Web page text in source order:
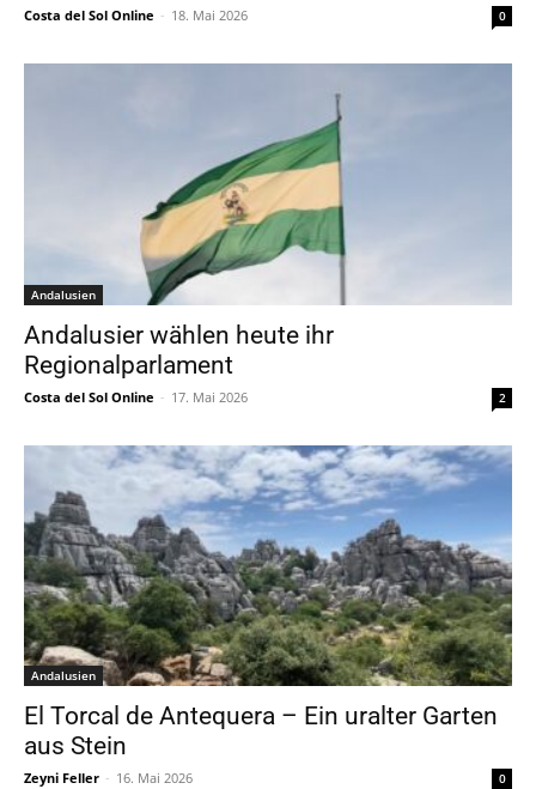
Costa del Sol Online - 18. Mai 2026 0
Andalusien
Andalusier wählen heute ihr
Regionalparlament
Costa del Sol Online - 17. Mai 2026 2
Andalusien
El Torcal de Antequera – Ein uralter Garten
aus Stein
Zeyni Feller - 16. Mai 2026 0